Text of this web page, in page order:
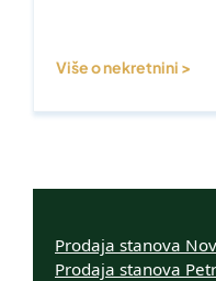
Više o nekretnini >
Prodaja stanova
Prodaja stanova